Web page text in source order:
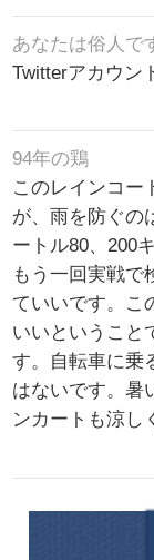
あなたは俗人で
Twitterアカウン
94年の鶏
このレインコー
が、雨を防ぐの
ートル80、200
もう一回実戦で
ていいです。こ
いいということ
す。自転車に乗
はないです。暑
ンカートも涼し